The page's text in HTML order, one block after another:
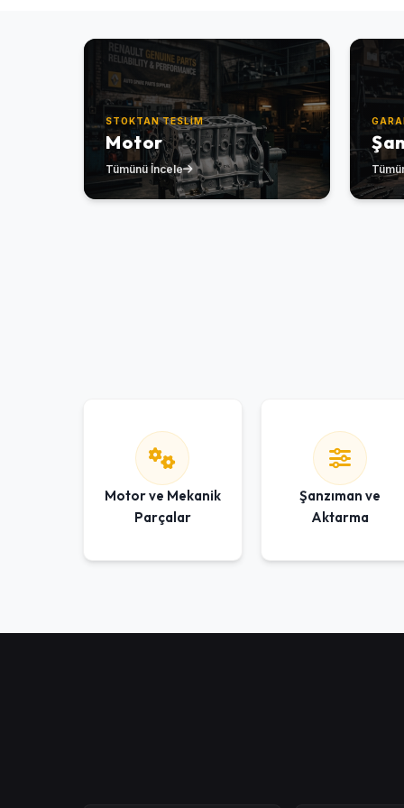
STOKTAN TESLIM
Motor
Tümünü İncele
Motor ve Mekanik
Parçalar
Şanzıman ve
Aktarma